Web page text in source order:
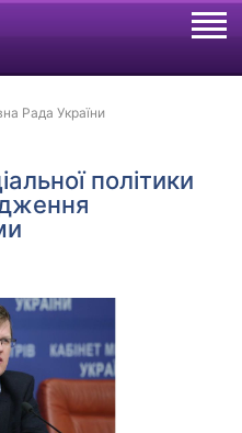
Рада України
політики